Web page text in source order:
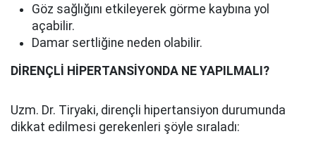
Göz sağlığını etkileyerek görme kaybına yol
açabilir.
Damar sertliğine neden olabilir.
DİRENÇLİ HİPERTANSİYONDA NE YAPILMALI?
Uzm. Dr. Tiryaki, dirençli hipertansiyon durumunda
dikkat edilmesi gerekenleri şöyle sıraladı: